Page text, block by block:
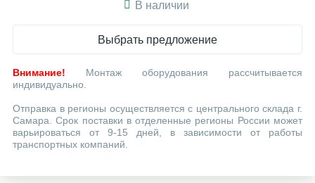
В наличии
Выбрать предложение
Внимание! Монтаж оборудования рассчитывается
индивидуально.
Отправка в регионы осуществляется с центрального склада г.
Самара. Срок поставки в отделенные регионы России может
варьироваться от 9-15 дней, в зависимости от работы
транспортных компаний.